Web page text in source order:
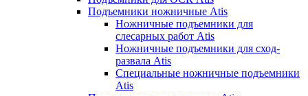
Подъемники ножничные Atis
Ножничные подъемники для
слесарных работ Atis
Ножничные подъемники для сход-
развала Atis
Специальные ножничные подъемники
Atis